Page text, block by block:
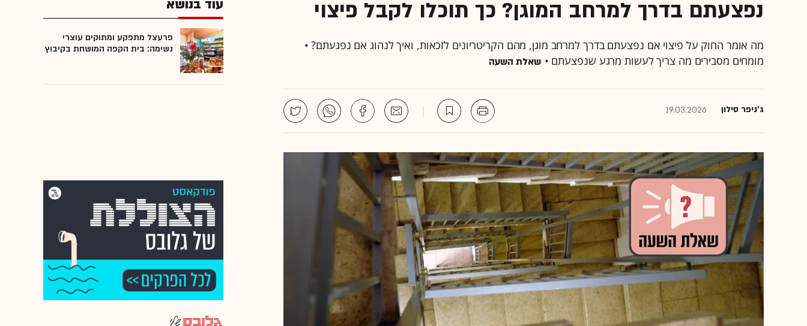
נפצעתם בדרך למרחב המוגן? כך תוכלו לקבל פיצוי
מה אומר החוק על פיצוי אם נפצעתם בדרך למרחב מוגן, מהם הקריטריונים לזכאות, ואיך לנהוג אם נפגעתם? •
מומחים מסבירים מה צריך לעשות מרגע שנפצעתם • שאלת השעה
ג'ניפר סילון 19.03.2026
עוד בנושא
פרעצל מתפקע ומתוקים עוצרי
נשימה: בית הקפה המושחת בקיבוץ